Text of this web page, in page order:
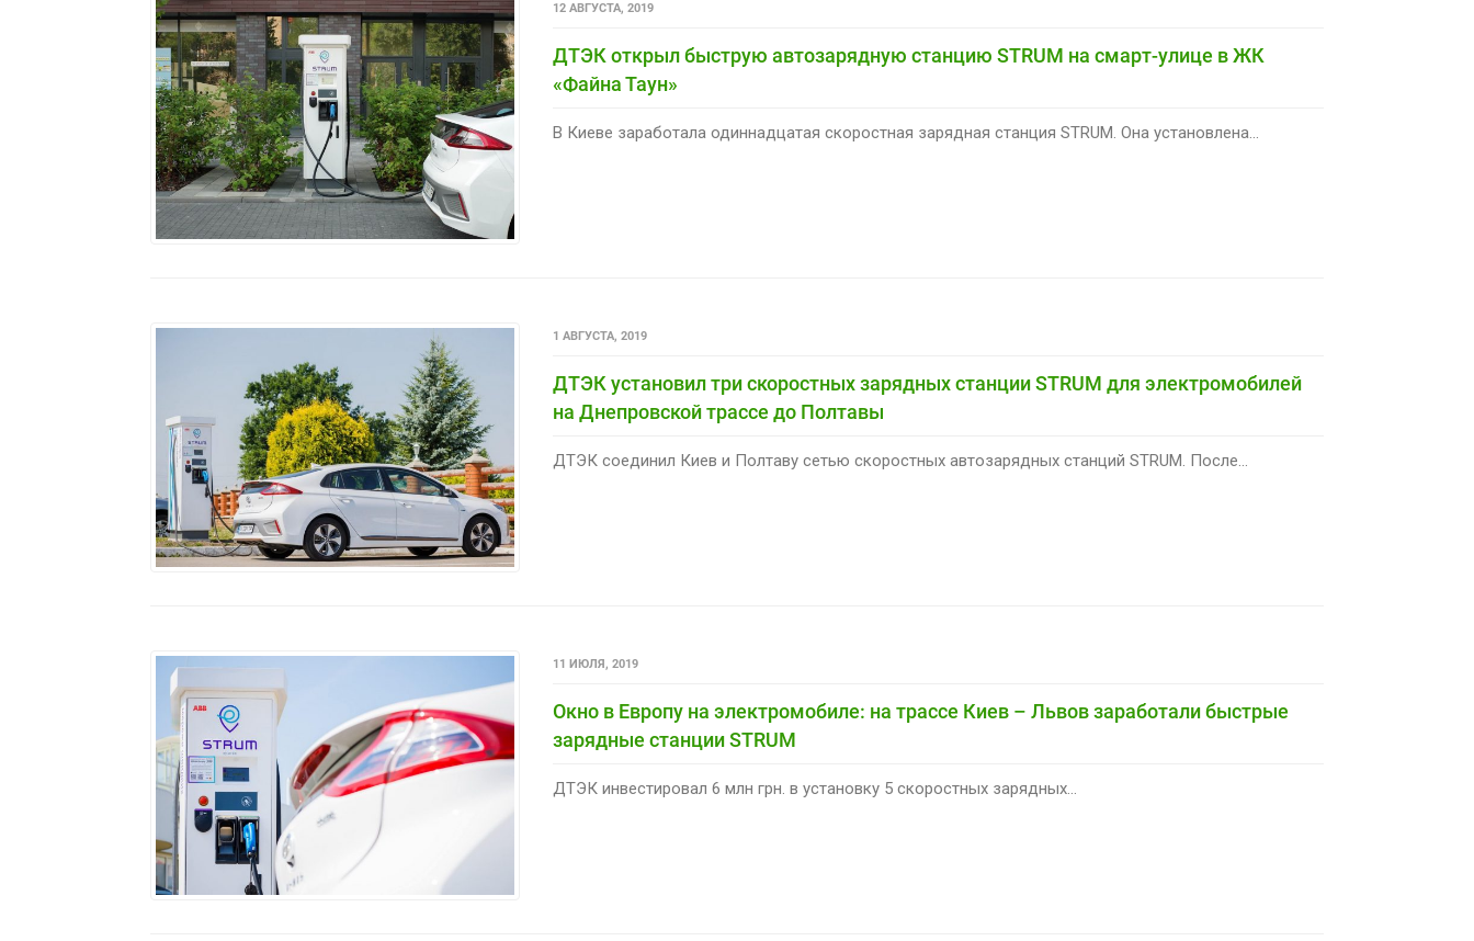
12 АВГУСТА, 2019
ДТЭК открыл быструю автозарядную станцию STRUM на смарт-улице в ЖК
«Файна Таун»
В Киеве заработала одиннадцатая скоростная зарядная станция STRUM. Она установлена...
1 АВГУСТА, 2019
ДТЭК установил три скоростных зарядных станции STRUM для электромобилей
на Днепровской трассе до Полтавы
ДТЭК соединил Киев и Полтаву сетью скоростных автозарядных станций STRUM. После...
11 ИЮЛЯ, 2019
Окно в Европу на электромобиле: на трассе Киев – Львов заработали быстрые
зарядные станции STRUM
ДТЭК инвестировал 6 млн грн. в установку 5 скоростных зарядных...